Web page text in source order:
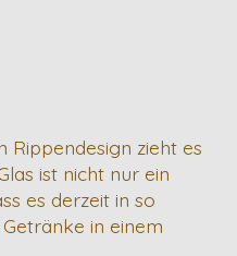
Rippendesign zieht es
ist nicht nur ein
es derzeit in so
in einem